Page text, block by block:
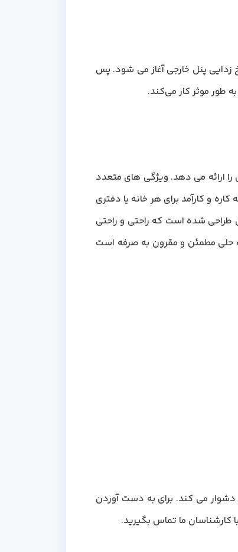
پنل خارجی آغاز می شود. پس
طور موثر کار می‌کند.
را ارائه می دهد. ویژگی های متعدد
و کارآمد برای هر خانه یا دفتری
طراحی شده است که راحتی و راحتی
فراهم کند. چه به دنبال خنک شدن در تابستان و چه در زمستان گرم بمانید، کولر گازی دوو 30000 راه حلی مطمئن و مقرون به صرفه است
قطعی را دشوار می کند. برای به دست آوردن